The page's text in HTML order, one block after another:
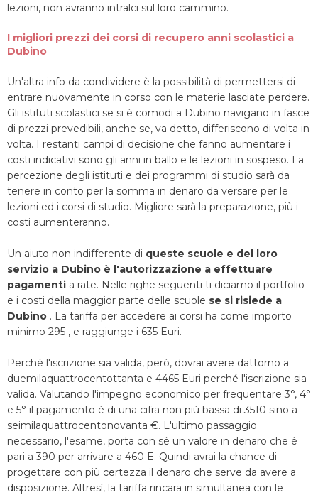
lezioni, non avranno intralci sul loro cammino.
I migliori prezzi dei corsi di recupero anni scolastici a
Dubino
Un'altra info da condividere è la possibilità di permettersi di
entrare nuovamente in corso con le materie lasciate perdere.
Gli istituti scolastici se si è comodi a Dubino navigano in fasce
di prezzi prevedibili, anche se, va detto, differiscono di volta in
volta. I restanti campi di decisione che fanno aumentare i
costi indicativi sono gli anni in ballo e le lezioni in sospeso. La
percezione degli istituti e dei programmi di studio sarà da
tenere in conto per la somma in denaro da versare per le
lezioni ed i corsi di studio. Migliore sarà la preparazione, più i
costi aumenteranno.
Un aiuto non indifferente di queste scuole e del loro
servizio a Dubino è l'autorizzazione a effettuare
pagamenti a rate. Nelle righe seguenti ti diciamo il portfolio
e i costi della maggior parte delle scuole se si risiede a
Dubino . La tariffa per accedere ai corsi ha come importo
minimo 295 , e raggiunge i 635 Euri.
Perché l'iscrizione sia valida, però, dovrai avere dattorno a
duemilaquattrocentottanta e 4465 Euri perché l'iscrizione sia
valida. Valutando l'impegno economico per frequentare 3°, 4°
e 5° il pagamento è di una cifra non più bassa di 3510 sino a
seimilaquattrocentonovanta €. L'ultimo passaggio
necessario, l'esame, porta con sé un valore in denaro che è
pari a 390 per arrivare a 460 E. Quindi avrai la chance di
progettare con più certezza il denaro che serve da avere a
disposizione. Altresì, la tariffa rincara in simultanea con le